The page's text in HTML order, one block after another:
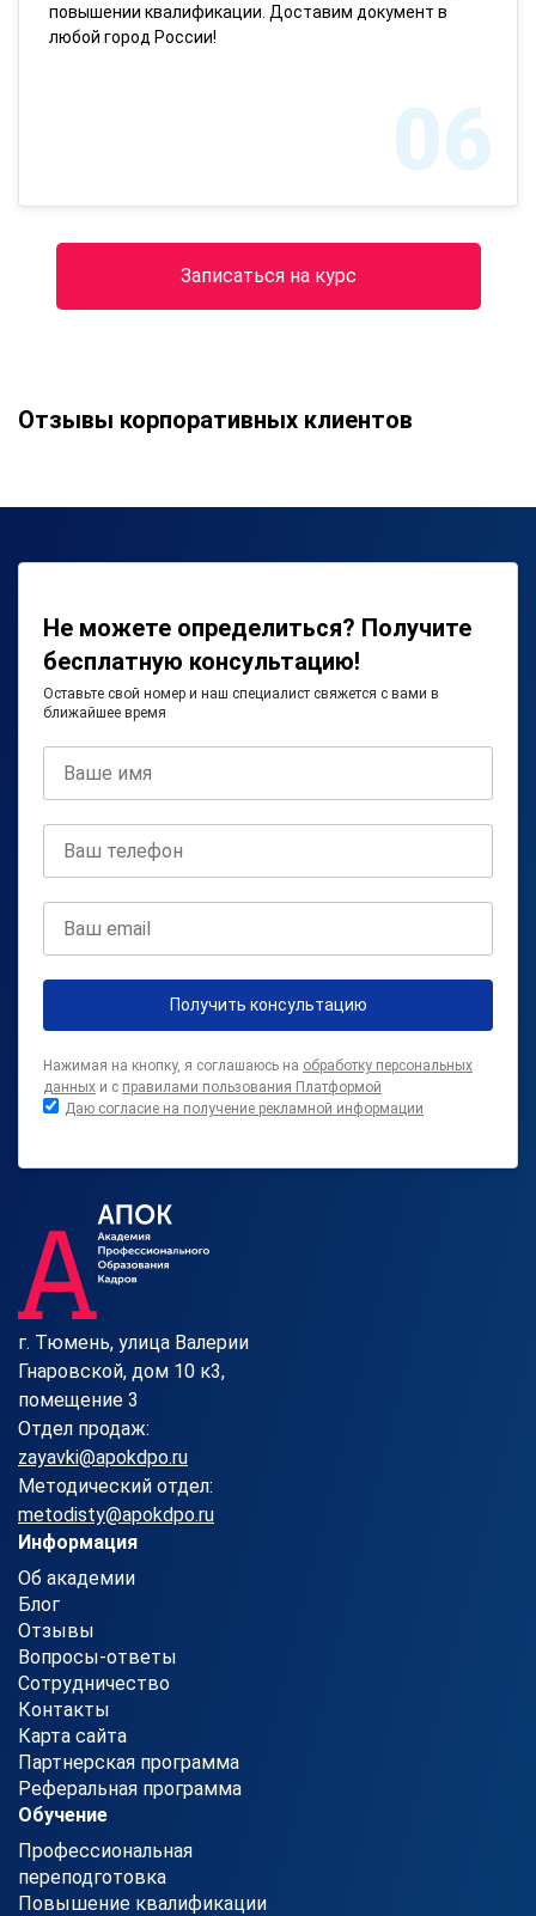
повышении квалификации. Доставим документ в
любой город России!
06
Записаться на курс
Отзывы корпоративных клиентов
Не можете определиться? Получите
бесплатную консультацию!
Оставьте свой номер и наш специалист свяжется с вами в
ближайшее время
Получить консультацию
Нажимая на кнопку, я соглашаюсь на обработку персональных
данных и с правилами пользования Платформой
Даю согласие на получение рекламной информации
г. Тюмень, улица Валерии
Гнаровской, дом 10 к3,
помещение 3
Отдел продаж:
zayavki@apokdpo.ru
Методический отдел:
metodisty@apokdpo.ru
Информация
Об академии
Блог
Отзывы
Вопросы-ответы
Сотрудничество
Контакты
Карта сайта
Партнерская программа
Реферальная программа
Обучение
Профессиональная
переподготовка
Повышение квалификации